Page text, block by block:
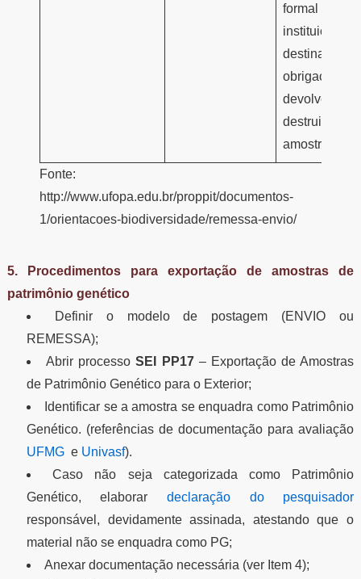
formal à
instituição
destinatária
obrigações
devolver ou
destruir as
amostras
Fonte:
http://www.ufopa.edu.br/proppit/documentos-
1/orientacoes-biodiversidade/remessa-envio/
5. Procedimentos para exportação de amostras de
patrimônio genético
Definir o modelo de postagem (ENVIO ou
REMESSA);
Abrir processoSEI PP17 – Exportação de Amostras
de Patrimônio Genético para o Exterior;
Identificar se a amostra se enquadra como Patrimônio
Genético. (referências de documentação para avaliação
UFMG e Univasf).
Caso não seja categorizada como Patrimônio
Genético, elaborar declaração do pesquisador
responsável, devidamente assinada, atestando que o
material não se enquadra como PG;
Anexar documentação necessária (ver Item 4);